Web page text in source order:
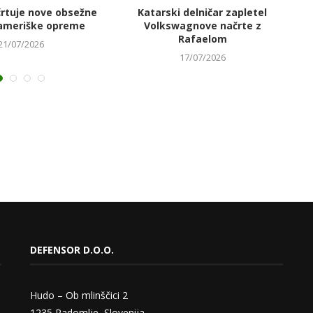
nove obsežne
opreme
07/2026
Katarski delničar zapletel
Volkswagnove načrte z
Rafaelom
17/07/2026
DEFENSOR D.O.O.
Hudo – Ob mlinščici 2